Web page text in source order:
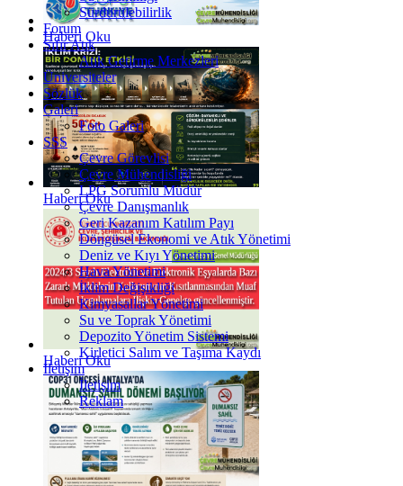
Haberi Oku
Haberi Oku
Haberi Oku
Sürdürülebilirlik
Forum
Sıfır Atık
Atık Getirme Merkezleri
Üniversiteler
Sözlük
Galeri
Foto Galeri
SSS
Çevre Görevlisi
Çevre Mühendisliği
LPG Sorumlu Müdür
Çevre Danışmanlık
Geri Kazanım Katılım Payı
Döngüsel Ekonomi ve Atık Yönetimi
Deniz ve Kıyı Yönetimi
Hava Yönetimi
İklim Değişikliği
Kimyasallar Yönetimi
Su ve Toprak Yönetimi
Depozito Yönetim Sistemi
Kirletici Salım ve Taşıma Kaydı
İletişim
İletişim
Reklam